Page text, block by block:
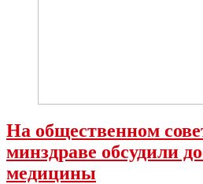
На общественном
минздраве обсудили
медицины